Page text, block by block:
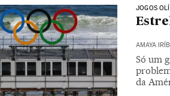
JOGOS
AMAYA
Só um
da